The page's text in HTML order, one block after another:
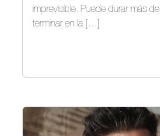
imprevisible. Puede durar más
terminar en la […]